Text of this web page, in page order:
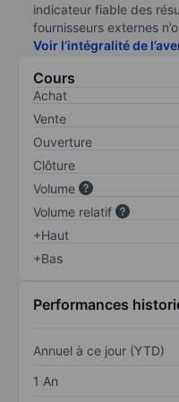
indicateur fiable des
fournisseurs externes
Voir l’intégralité de
Cours
Achat
Vente
Ouverture
Clôture
Volume
Volume relatif
+Haut
+Bas
Performances
Annuel à ce jour (YTD)
1 An